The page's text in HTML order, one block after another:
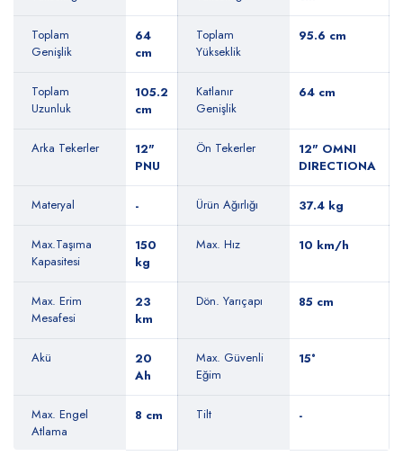
Toplam
Genişlik
64
cm
Toplam
Yükseklik
95.6 cm
Toplam
Uzunluk
105.2
cm
Katlanır
Genişlik
64 cm
Arka Tekerler
12"
PNU
Ön Tekerler
12" OMNI
DIRECTIONA
Materyal - Ürün Ağırlığı 37.4 kg
Max.Taşıma
Kapasitesi
150
kg
Max. Hız 10 km/h
Max. Erim
Mesafesi
23
km
Dön. Yarıçapı 85 cm
Akü
20
Ah
Max. Güvenli
Eğim
15°
Max. Engel
Atlama
8 cm Tilt -